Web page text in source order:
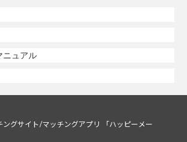
ニュアル
ングサイト/マッチングアプリ 「ハッピーメー